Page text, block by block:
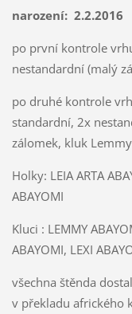
narození:
po první kontrole
nestandardní (malý
po druhé kontrole
standardní, 2x
zálomek, kluk
Holky: LEIA ARTA
ABAYOMI
Kluci : LEMMY
ABAYOMI, LEXI
všechna štěnda
v překladu afrického